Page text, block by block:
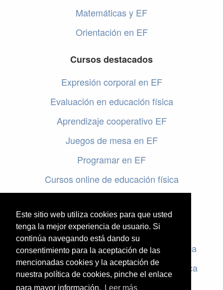
Este sitio web utiliza cookies para que usted
tenga la mejor experiencia de usuario. Si
continúa navegando está dando su
consentimiento para la aceptación de las
mencionadas cookies y la aceptación de
nuestra política de cookies, pinche el enlace
para mayor información.
Leer más
Matemáticas y EF
Orientación en EF
Cursos destacados
Expresión corporal en EF
Evaluación en educación física
Aprendizaje cooperativo EF
Juegos de mesa en EF
Programar en EF
Cursos online de educación física
Evaluación en educación física
Criterios de evaluación en educación física
Rúbricas de evaluación en educación física